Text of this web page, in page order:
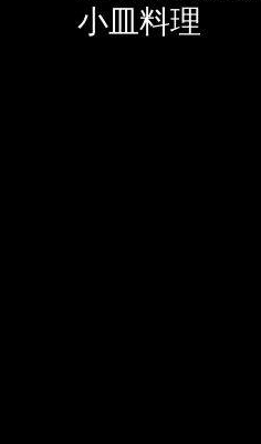
小皿料理